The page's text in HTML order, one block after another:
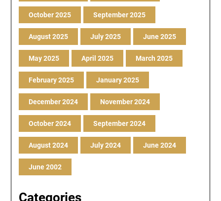
October 2025 September 2025
August 2025 July 2025 June 2025
May 2025 April 2025 March 2025
February 2025 January 2025
December 2024 November 2024
October 2024 September 2024
August 2024 July 2024 June 2024
June 2002
Categories